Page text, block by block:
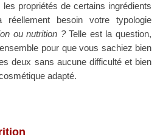
propriétés de certains ingrédients
besoin votre typologie
ou nutrition ?Telle est la question,
pour que vous sachiez bien
deux sans aucune difficulté et bien
adapté.